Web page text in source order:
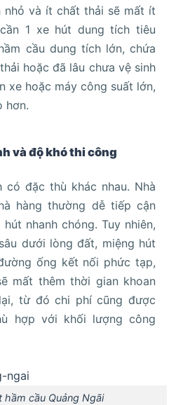
nhỏ và ít chất thải sẽ mất ít
1 xe hút dung tích tiêu
cầu dung tích lớn, chứa
hoặc đã lâu chưa vệ sinh
xe hoặc máy công suất lớn,
hơn.
và độ khó thi công
có đặc thù khác nhau. Nhà
hàng thường dễ tiếp cận
nhanh chóng. Tuy nhiên,
dưới lòng đất, miệng hút
ống kết nối phức tạp,
mất thêm thời gian khoan
từ đó chi phí cũng được
hợp với khối lượng công
hầm cầu Quảng Ngãi